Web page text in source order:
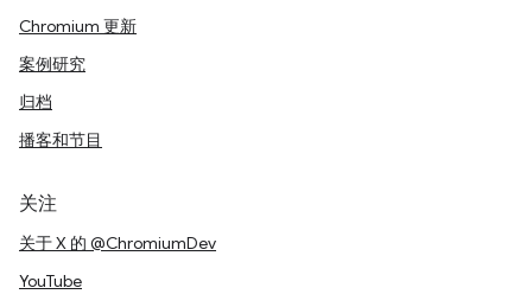
Chromium 更新
案例研究
归档
播客和节目
关注
关于 X 的 @ChromiumDev
YouTube